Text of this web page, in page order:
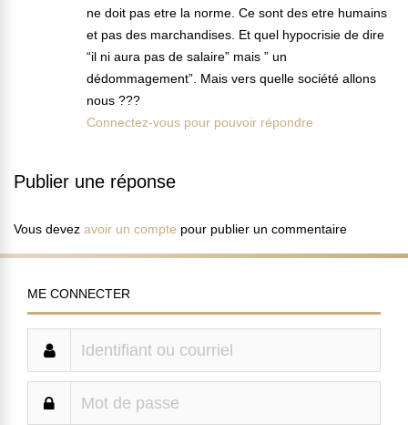
ne doit pas etre la norme. Ce sont des etre humains
et pas des marchandises. Et quel hypocrisie de dire
“il ni aura pas de salaire” mais ” un
dédommagement”. Mais vers quelle société allons
nous ???
Connectez-vous pour pouvoir répondre
Publier une réponse
Vous devez avoir un compte pour publier un commentaire
ME CONNECTER